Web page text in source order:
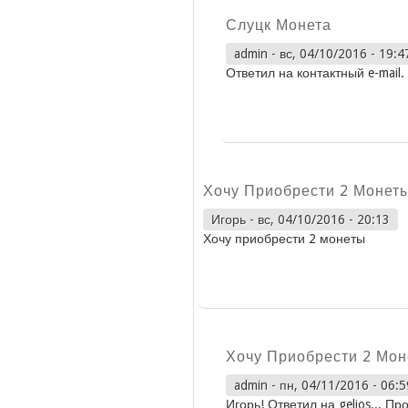
Слуцк Монета
admin - вс, 04/10/2016 -
Ответил на контактный e-mail.
Хочу Приобрести 2
Игорь - вс, 04/10/2016 - 20:13
Хочу приобрести 2 монеты
Хочу Приобрести 2
admin - пн, 04/11/2016 -
Игорь! Ответил на gelios...